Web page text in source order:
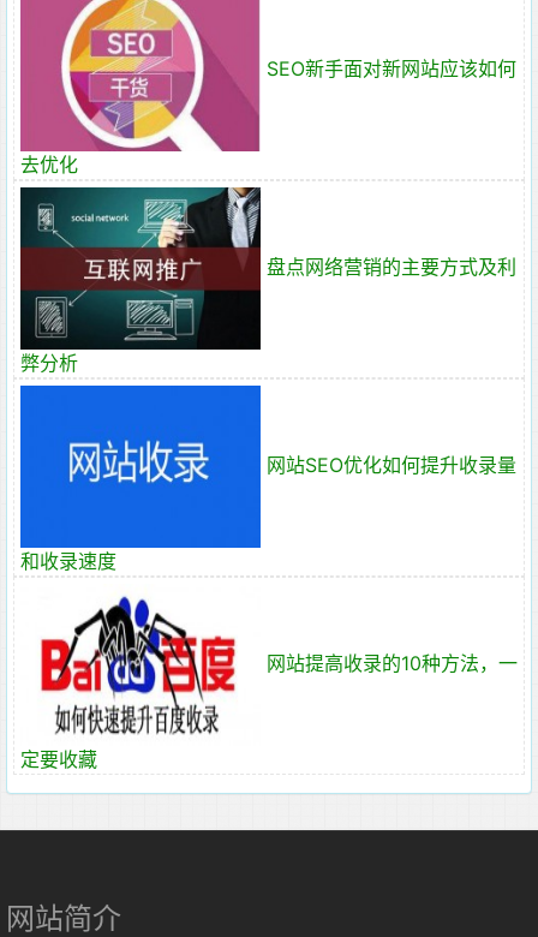
SEO新手面对新网站应该如何
去优化
盘点网络营销的主要方式及利
弊分析
网站SEO优化如何提升收录量
和收录速度
网站提高收录的10种方法，一
定要收藏
网站简介